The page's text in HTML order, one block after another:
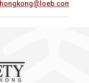
hongkong@loeb.com